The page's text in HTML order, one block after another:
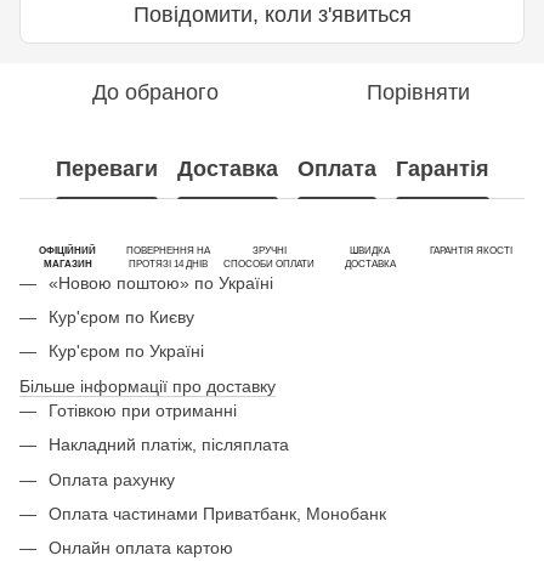
Повідомити, коли з'явиться
До обраного Порівняти
Переваги Доставка Оплата Гарантія
ОФІЦІЙНИЙ
МАГАЗИН
ПОВЕРНЕННЯ НА
ПРОТЯЗІ 14 ДНІВ
ЗРУЧНІ
СПОСОБИ ОПЛАТИ
ШВИДКА
ДОСТАВКА
ГАРАНТІЯ ЯКОСТІ
«Новою поштою» по Україні
Кур'єром по Києву
Кур'єром по Україні
Більше інформації про доставку
Готівкою при отриманні
Накладний платіж, післяплата
Оплата рахунку
Оплата частинами Приватбанк, Монобанк
Онлайн оплата картою